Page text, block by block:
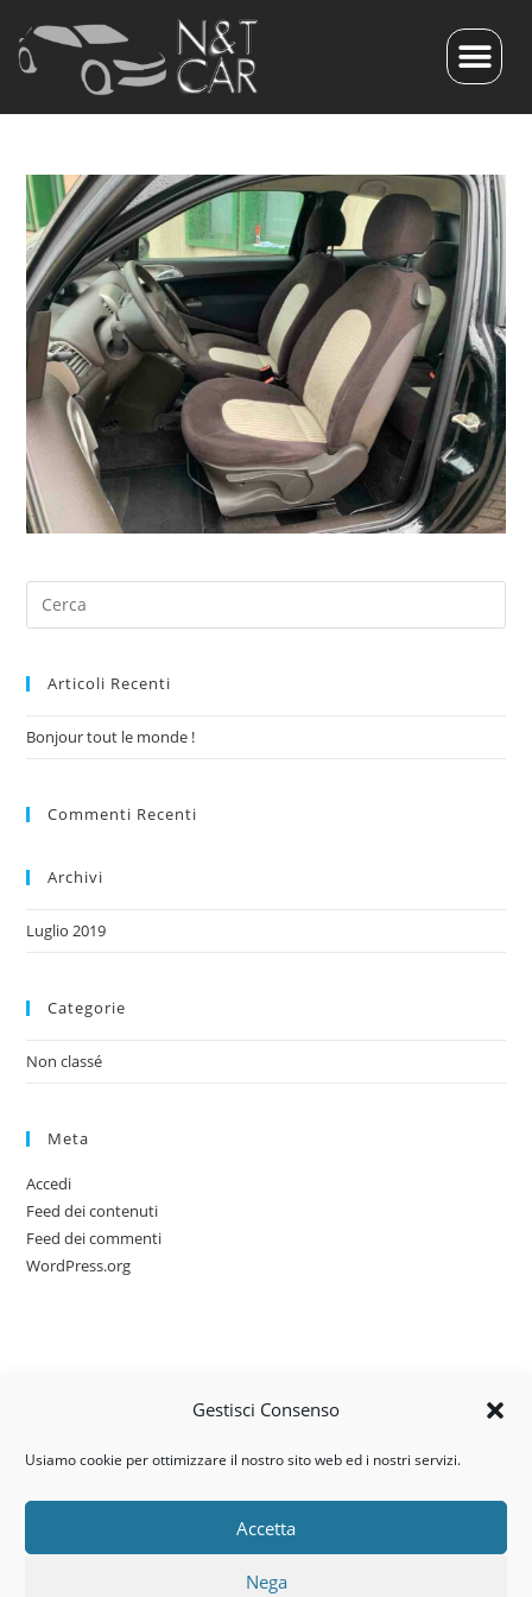
Gestisci Consenso
Usiamo cookie per ottimizzare il nostro sito web ed i nostri servizi.
Accetta
Nega
Articoli Recenti
Bonjour tout le monde !
Commenti Recenti
Archivi
Luglio 2019
Categorie
Non classé
Meta
Accedi
Feed dei contenuti
Feed dei commenti
WordPress.org
Via dell’artigianato, 14 – 31030